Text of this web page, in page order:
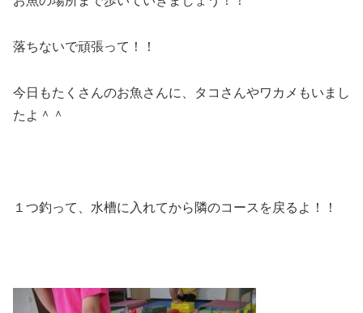
落ちないで頑張って！！
今日もたくさんのお魚さんに、タコさんやワカメもいまし
たよ＾＾
１つ釣って、水槽に入れてから隣のコースを戻るよ！！